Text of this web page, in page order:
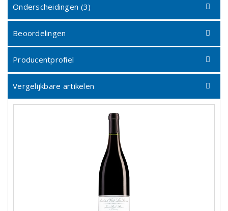
Onderscheidingen (3)
Beoordelingen
Producentprofiel
Vergelijkbare artikelen